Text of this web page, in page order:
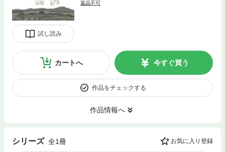
試し読み
返品不可
カートへ 今すぐ買う
作品をチェックする
作品情報へ
シリーズ 全1冊 お気に入り登録